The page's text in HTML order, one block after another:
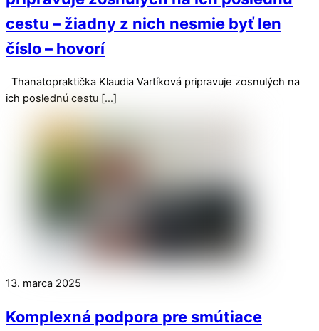
cestu – žiadny z nich nesmie byť len
číslo – hovorí
Thanatopraktička Klaudia Vartíková pripravuje zosnulých na
ich poslednú cestu […]
13. marca 2025
Komplexná podpora pre smútiace